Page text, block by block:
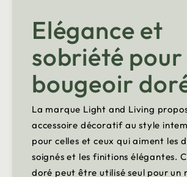
Elégance et
sobriété pour
bougeoir
La marque Light and Living
accessoire décoratif au style
pour celles et ceux qui aiment les
soignés et les finitions élégantes.
doré peut être utilisé seul pour un